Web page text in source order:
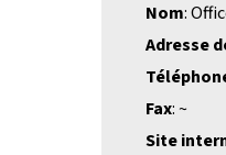
Nom:
Adresse
Fax: ~
Site